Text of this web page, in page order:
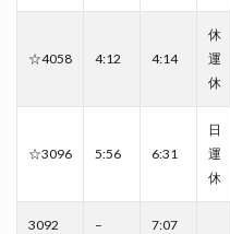
☆4058 4:12 4:14
休
運
休
☆3096 5:56 6:31
日
運
休
3092 – 7:07